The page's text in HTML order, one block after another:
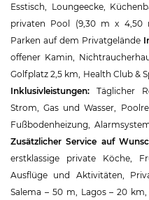
Esstisch, Loungeecke,
privaten Pool (9,30 m x 4,50
Parken auf dem Privatgelände
offener Kamin,
Golfplatz 2,5 km, Health Club &
Inklusivleistungen: Täglicher
Strom, Gas und Wasser,
Fußbodenheizung,
Zusätzlicher Service auf
erstklassige private Köche,
Ausflüge und Aktivitäten,
Salema – 50 m, Lagos – 20